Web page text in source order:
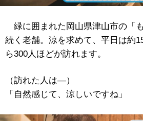
緑に囲まれた岡山県津山市の「
続く老舗。涼を求めて、平日は約
ら300人ほどが訪れます。
（訪れた人は―）
「自然感じて、涼しいですね」